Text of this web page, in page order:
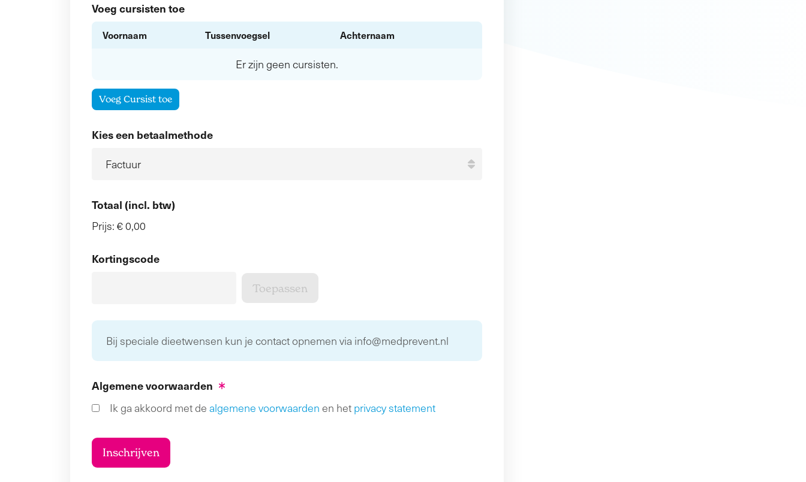
Voeg cursisten toe
Voornaam Tussenvoegsel Achternaam
Er zijn geen cursisten.
Voeg Cursist toe
Kies een betaalmethode
Totaal (incl. btw)
Prijs: € 0,00
Kortingscode
Bij speciale dieetwensen kun je contact opnemen via info@medprevent.nl
Algemene voorwaarden
Ik ga akkoord met de algemene voorwaarden en het privacy statement